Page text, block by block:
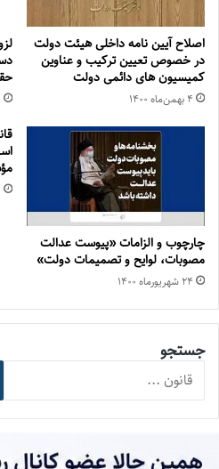
اصلاح آیین نامه داخلی هیئت دولت
در خصوص تعیین ترکیب و عناوین
کمیسیون های دائمی دولت
۴ بهمن‌ماه ۱۴۰۰
چارچوب و الزامات «پیوست عدالت
مصوبات، لوایح و تصمیمات دولت»
۲۴ شهریور‌ماه ۱۴۰۰
جستجو